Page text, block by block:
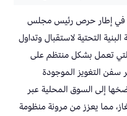
في إطار حرص رئيس مجلس
التحتية لاستقبال وتداول
تعمل بشكل منتظم على
سفن التغويز الموجودة
إلى السوق المحلية عبر
مما يعزز من مرونة منظومة